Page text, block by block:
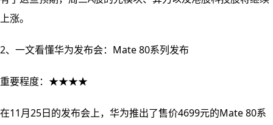
上涨。
2、一文看懂华为发布会：Mate 80系列发布
重要程度：★★★★
在11月25日的发布会上，华为推出了售价4699元的Mate 80系